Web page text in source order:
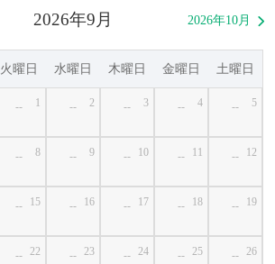
2026年9月 2026年10月 
火曜日 水曜日 木曜日 金曜日 土曜日
-- 1 -- 2 -- 3 -- 4 -- 5
-- 8 -- 9 -- 10 -- 11 -- 12
-- 15 -- 16 -- 17 -- 18 -- 19
-- 22 -- 23 -- 24 -- 25 -- 26